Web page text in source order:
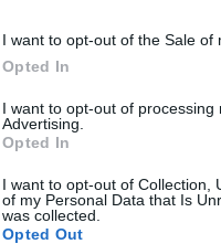
I want to opt-out of the Sale of
Opted In
I want to opt-out of
Advertising.
Opted In
I want to opt-out of Collection,
of my Personal Data that Is
was collected.
Opted Out